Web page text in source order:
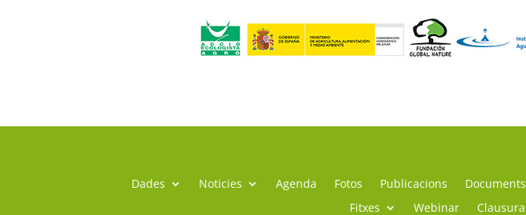
Dades Noticies Agenda Fotos Publicacions Documents
Fitxes
Webinar Clausura